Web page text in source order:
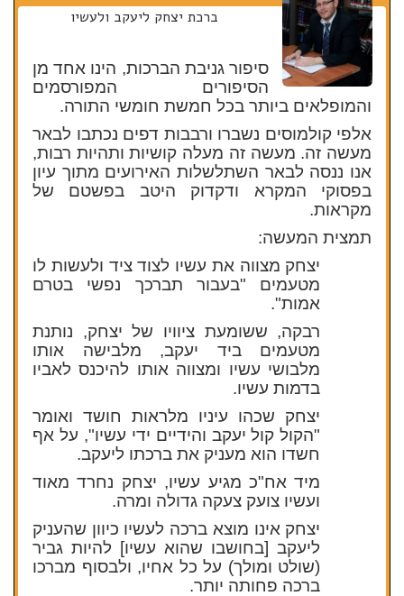
ברכת יצחק ליעקב ולעשיו
סיפור גניבת הברכות, הינו אחד מן
הסיפורים המפורסמים
והמופלאים ביותר בכל חמשת חומשי התורה.
אלפי קולמוסים נשברו ורבבות דפים נכתבו לבאר
מעשה זה. מעשה זה מעלה קושיות ותהיות רבות,
אנו ננסה לבאר השתלשלות האירועים מתוך עיון
בפסוקי המקרא ודקדוק היטב בפשטם של
מקראות.
תמצית המעשה:
יצחק מצווה את עשיו לצוד ציד ולעשות לו
מטעמים "בעבור תברכך נפשי בטרם
אמות".
רבקה, ששומעת ציוויו של יצחק, נותנת
מטעמים ביד יעקב, מלבישה אותו
מלבושי עשיו ומצווה אותו להיכנס לאביו
בדמות עשיו.
יצחק שכהו עיניו מלראות חושד ואומר
"הקול קול יעקב והידיים ידי עשיו", על אף
חשדו הוא מעניק את ברכתו ליעקב.
מיד אח"כ מגיע עשיו, יצחק נחרד מאוד
ועשיו צועק צעקה גדולה ומרה.
יצחק אינו מוצא ברכה לעשיו כיוון שהעניק
ליעקב [בחושבו שהוא עשיו] להיות גביר
(שולט ומולך) על כל אחיו, ולבסוף מברכו
ברכה פחותה יותר.